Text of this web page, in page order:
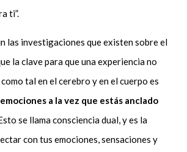
ti”.
las investigaciones que existen sobre el
la clave para que una experiencia no
tal en el cerebro y en el cuerpo es
a la vez que estás anclado
se llama consciencia dual, y es la
con tus emociones, sensaciones y